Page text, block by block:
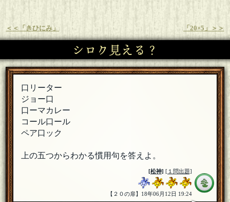
＜＜「きひにみ」 「20×5」＞＞
シロク見える？
口リーター
ジョー口
口ーマカレー
コール口ール
ペア口ック
上の五つからわかる慣用句を答えよ。
[松神] [１問出題]
【２０の扉】18年06月12日 19:24